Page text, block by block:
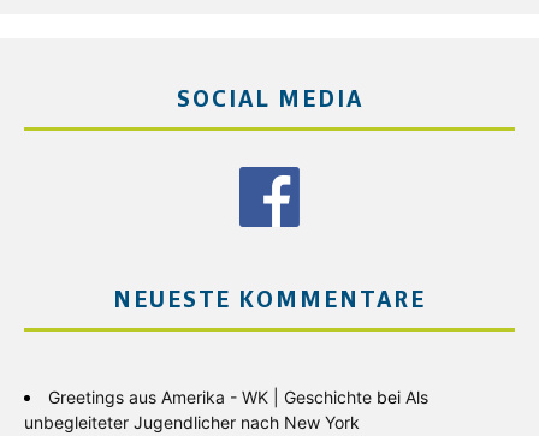
SOCIAL MEDIA
NEUESTE KOMMENTARE
Greetings aus Amerika - WK | Geschichte bei Als
unbegleiteter Jugendlicher nach New York